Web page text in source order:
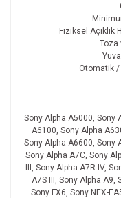
Fiziksel Açıklık
Toza
Otomatik /
Sony Alpha A5000, Sony
A6100, Sony Alpha
Sony Alpha A6600, Sony
Sony Alpha A7C, Sony
III, Sony Alpha A7R IV,
A7S III, Sony Alpha A9,
Sony FX6, Sony NEX-